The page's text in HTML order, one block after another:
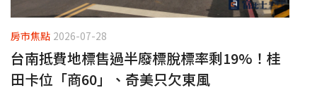
房市焦點 2026-07-28
台南抵費地標售過半廢標脫標率剩19%！桂
田卡位「商60」、奇美只欠東風